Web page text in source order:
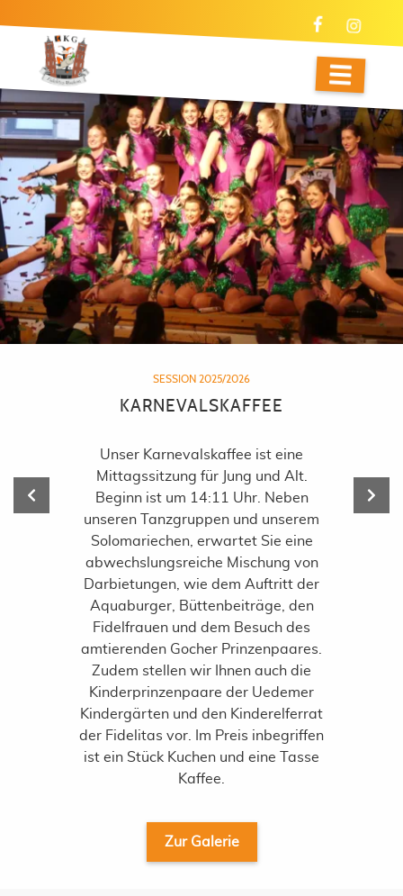
WIR SIND ALLE EIN BISSCHEN
DAMENSITZUNG
Zwei wahnsinnige Events waren es!
Am 23.02.2026 und am 30.02.2026
feierten wir im zweiten Jahr mit Euch
unsere Damensitzungen.
Zur ersten Damensitzung 2026